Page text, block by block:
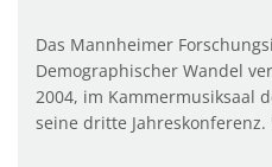
Das Mannheimer
Demographischer Wandel
2004, im Kammermusiksaal
seine dritte